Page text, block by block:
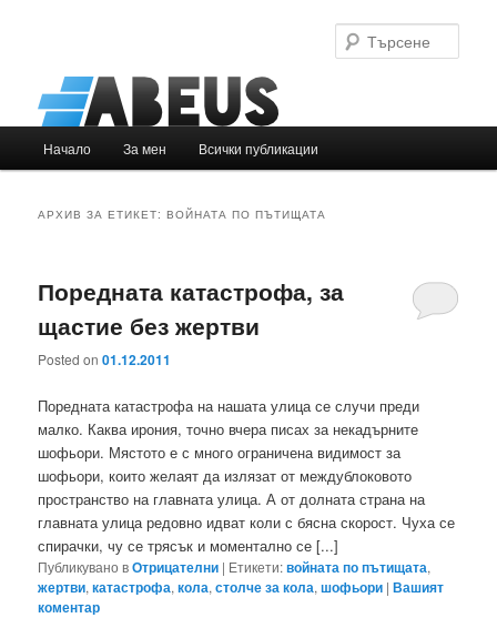
Към
Към
Начало За мен Всички публикации
АРХИВ ЗА ЕТИКЕТ:ВОЙНАТА ПО ПЪТИЩАТА
Поредната катастрофа, за
щастие без жертви
Posted on01.12.2011
Поредната катастрофа на нашата улица се случи преди
малко. Каква ирония, точно вчера писах за некадърните
шофьори. Мястото е с много ограничена видимост за
шофьори, които желаят да излязат от междублоковото
пространство на главната улица. А от долната страна на
главната улица редовно идват коли с бясна скорост. Чуха се
спирачки, чу се трясък и моментално се [...]
Публикувано вОтрицателни | Етикети:войната по пътищата,
жертви,катастрофа,кола,столче за кола,шофьори |Вашият
коментар